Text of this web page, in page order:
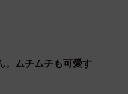
。ムチムチも可愛す